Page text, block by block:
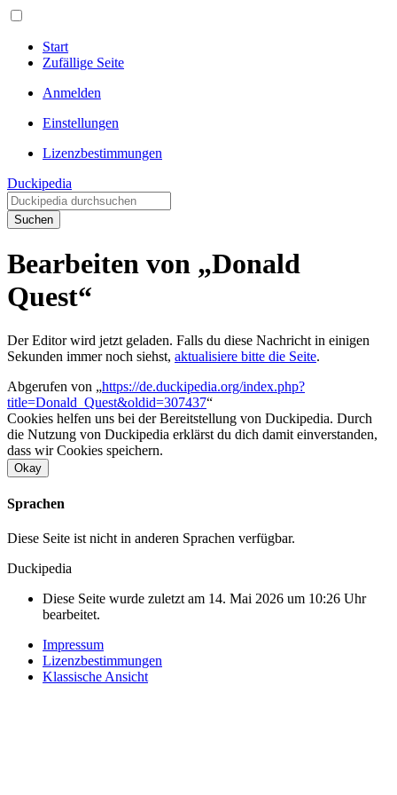
Start
Zufällige Seite
Anmelden
Einstellungen
Lizenzbestimmungen
Duckipedia
Suchen
Bearbeiten von „Donald
Quest“
Der Editor wird jetzt geladen. Falls du diese Nachricht in einigen
Sekunden immer noch siehst, aktualisiere bitte die Seite.
Abgerufen von „https://de.duckipedia.org/index.php?
title=Donald_Quest&oldid=307437“
Cookies helfen uns bei der Bereitstellung von Duckipedia. Durch
die Nutzung von Duckipedia erklärst du dich damit einverstanden,
dass wir Cookies speichern.
Okay
Sprachen
Diese Seite ist nicht in anderen Sprachen verfügbar.
Duckipedia
Diese Seite wurde zuletzt am 14. Mai 2026 um 10:26 Uhr
bearbeitet.
Impressum
Lizenzbestimmungen
Klassische Ansicht